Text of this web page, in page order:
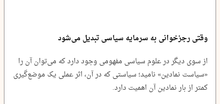
وقتی رجزخوانی به سرمایه سیاسی تبدیل می‌شود
از سوی دیگر در علوم سیاسی مفهومی وجود دارد که می‌توان آن را
«سیاست نمادین» نامید؛ سیاستی که در آن، اثر عملی یک موضع‌گیری
کمتر از بار نمادین آن اهمیت دارد.